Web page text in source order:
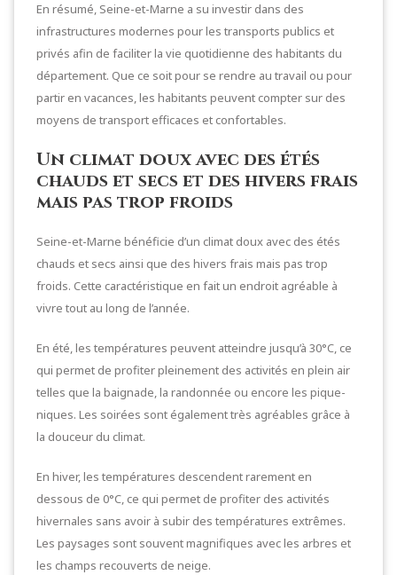
En résumé, Seine-et-Marne a su investir dans des
infrastructures modernes pour les transports publics et
privés afin de faciliter la vie quotidienne des habitants du
département. Que ce soit pour se rendre au travail ou pour
partir en vacances, les habitants peuvent compter sur des
moyens de transport efficaces et confortables.
Un climat doux avec des étés
chauds et secs et des hivers frais
mais pas trop froids
Seine-et-Marne bénéficie d’un climat doux avec des étés
chauds et secs ainsi que des hivers frais mais pas trop
froids. Cette caractéristique en fait un endroit agréable à
vivre tout au long de l’année.
En été, les températures peuvent atteindre jusqu’à 30°C, ce
qui permet de profiter pleinement des activités en plein air
telles que la baignade, la randonnée ou encore les pique-
niques. Les soirées sont également très agréables grâce à
la douceur du climat.
En hiver, les températures descendent rarement en
dessous de 0°C, ce qui permet de profiter des activités
hivernales sans avoir à subir des températures extrêmes.
Les paysages sont souvent magnifiques avec les arbres et
les champs recouverts de neige.